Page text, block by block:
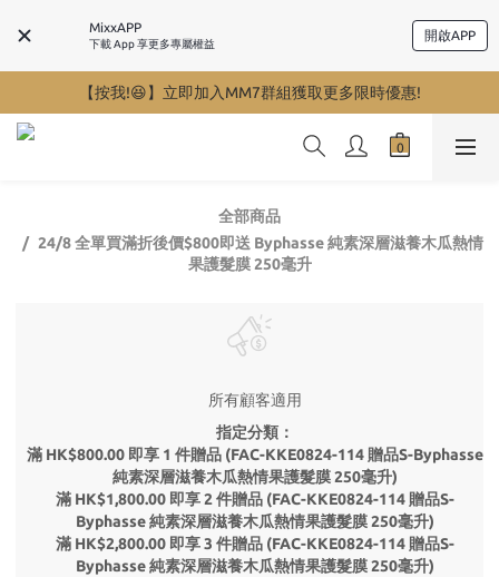
MixxAPP
下載 App 享更多專屬權益
開啟APP
【按我!😆】立即加入MM7群組獲取更多限時優惠!
全部商品
24/8 全單買滿折後價$800即送 Byphasse 純素深層滋養木瓜熱情
果護髮膜 250毫升
所有顧客適用
指定分類：
滿 HK$800.00 即享 1 件贈品 (FAC-KKE0824-114 贈品S-Byphasse
純素深層滋養木瓜熱情果護髮膜 250毫升)
滿 HK$1,800.00 即享 2 件贈品 (FAC-KKE0824-114 贈品S-
Byphasse 純素深層滋養木瓜熱情果護髮膜 250毫升)
滿 HK$2,800.00 即享 3 件贈品 (FAC-KKE0824-114 贈品S-
Byphasse 純素深層滋養木瓜熱情果護髮膜 250毫升)